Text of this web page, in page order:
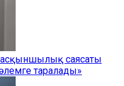
саясаты
таралады»